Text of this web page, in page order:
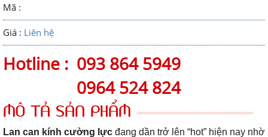
Mã :
Giá : Liên hệ
Hotline : 093 864 5949
0964 524 824
MÔ TẢ SẢN PHẨM
Lan can kính cường lực đang dần trở lên “hot” hiện nay nhờ